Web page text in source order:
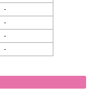
-
-
-
-